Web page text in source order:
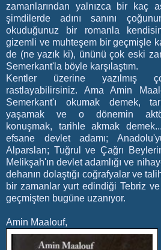
zamanlarından yalnızca bir kaç
şimdilerde adını sanını
okuduğunuz bir romanla
gizemli ve muhteşem bir geçmişle
de (ne yazık ki), ününü çok eski
Semerkant'la böyle karşılaştım.
Kentler üzerine yazılmış
rastlayabilirsiniz. Ama Amin
Semerkant'ı okumak demek,
yaşamak ve o dönemin
konuşmak, tarihle akmak
efsane devlet adamı;
Alparslan; Tuğrul ve Çağrı
Melikşah'ın devlet adamlığı ve
dehanın dolaştığı coğrafyalar ve
bir zamanlar yurt edindiği Tebriz
geçmişten bugüne uzanıyor.
Amin Maalouf,